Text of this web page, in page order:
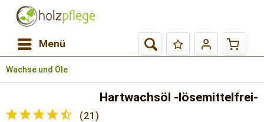
Menü
Wachse und Öle
Hartwachsöl -lösemittelfrei-
(21 )